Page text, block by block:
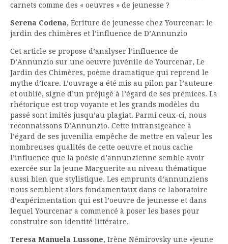
carnets comme des « oeuvres » de jeunesse ?
Serena Codena, Écriture de jeunesse chez Yourcenar: le
jardin des chimères et l’influence de D’Annunzio
Cet article se propose d’analyser l’influence de
D’Annunzio sur une oeuvre juvénile de Yourcenar, Le
Jardin des Chimères, poème dramatique qui reprend le
mythe d’Icare. L’ouvrage a été mis au pilon par l’auteure
et oublié, signe d’un préjugé à l’égard de ses prémices. La
rhétorique est trop voyante et les grands modèles du
passé sont imités jusqu’au plagiat. Parmi ceux-ci, nous
reconnaissons D’Annunzio. Cette intransigeance à
l’égard de ses juvenilia empêche de mettre en valeur les
nombreuses qualités de cette oeuvre et nous cache
l’influence que la poésie d’annunzienne semble avoir
exercée sur la jeune Marguerite au niveau thématique
aussi bien que stylistique. Les emprunts d’annunziens
nous semblent alors fondamentaux dans ce laboratoire
d’expérimentation qui est l’oeuvre de jeunesse et dans
lequel Yourcenar a commencé à poser les bases pour
construire son identité littéraire.
Teresa Manuela Lussone, Irène Némirovsky une «jeune